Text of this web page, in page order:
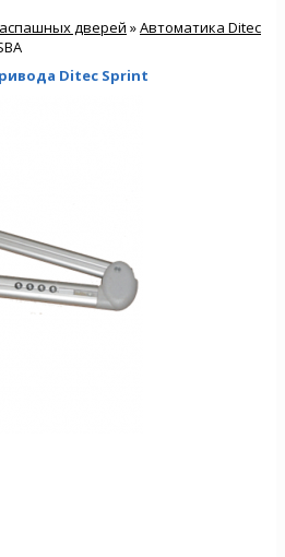
дверей »Автоматика Ditec
Ditec Sprint